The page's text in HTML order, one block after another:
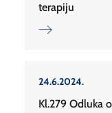
terapiju
24.6.2024.
Kl.279 Odluka